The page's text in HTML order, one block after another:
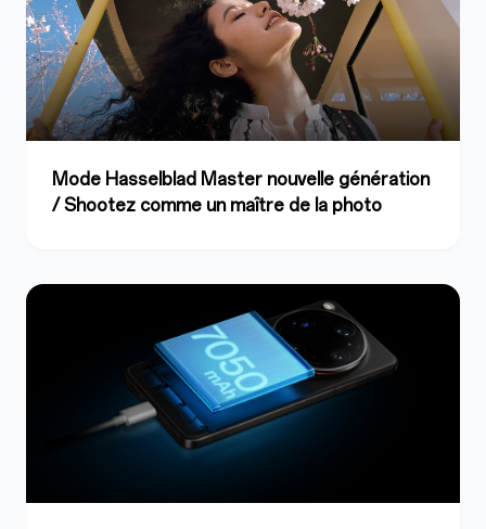
Mode Hasselblad Master nouvelle génération
/ Shootez comme un maître de la photo